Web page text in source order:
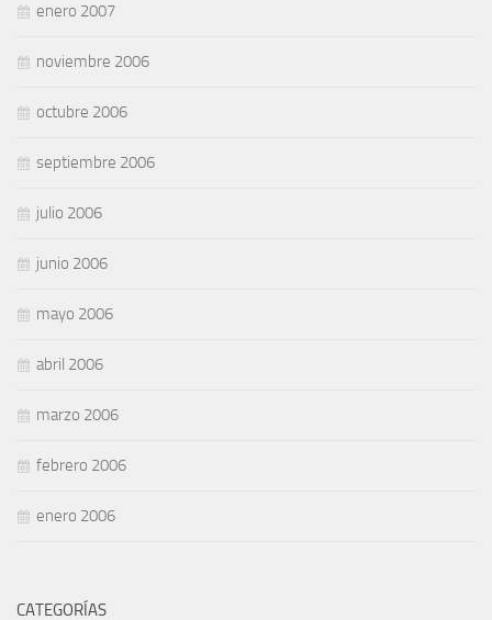
enero 2007
noviembre 2006
octubre 2006
septiembre 2006
julio 2006
junio 2006
mayo 2006
abril 2006
marzo 2006
febrero 2006
enero 2006
CATEGORÍAS